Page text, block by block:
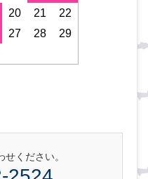
20 21
22
27 28
29
ください。